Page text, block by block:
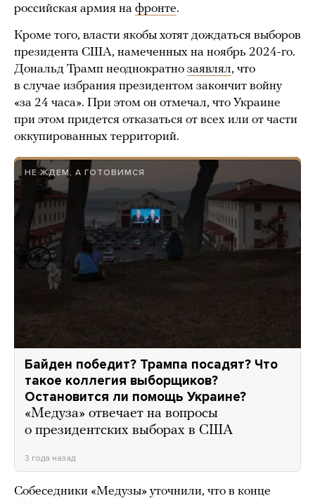
российская армия на фронте.
Кроме того, власти якобы хотят дождаться выборов
президента США, намеченных на ноябрь 2024-го.
Дональд Трамп неоднократно заявлял, что
в случае избрания президентом закончит войну
«за 24 часа». При этом он отмечал, что Украине
при этом придется отказаться от всех или от части
оккупированных территорий.
НЕ ЖДЕМ, А ГОТОВИМСЯ
Байден победит? Трампа посадят? Что
такое коллегия выборщиков?
Остановится ли помощь Украине?
«Медуза» отвечает на вопросы
о президентских выборах в США
3 года назад
Собеседники «Медузы» уточнили, что в конце